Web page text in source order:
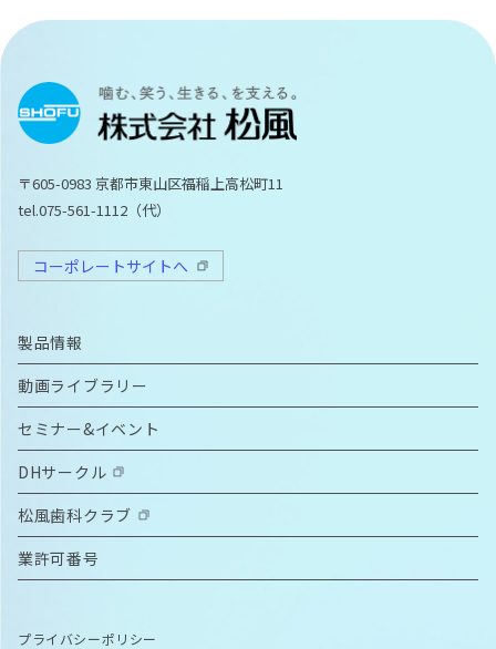
〒605-0983 京都市東山区福稲上高松町11
tel.075-561-1112（代）
コーポレートサイトへ
製品情報
動画ライブラリー
セミナー&イベント
DHサークル
松風歯科クラブ
業許可番号
プライバシーポリシー